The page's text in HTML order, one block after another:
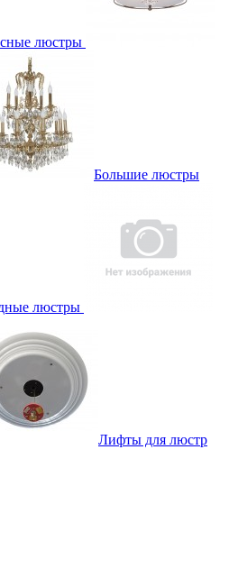
люстры
Большие люстры
люстры
Лифты для люстр